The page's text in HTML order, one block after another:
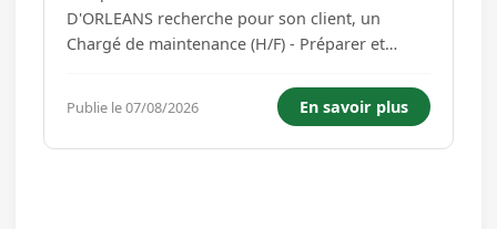
D'ORLEANS recherche pour son client, un
Chargé de maintenance (H/F) - Préparer et
préventive et curative des équipements de
production - Définir les interventions, rédiger
les procédures de maintenance et contribuer
Publie le 07/08/2026 En savoir plus